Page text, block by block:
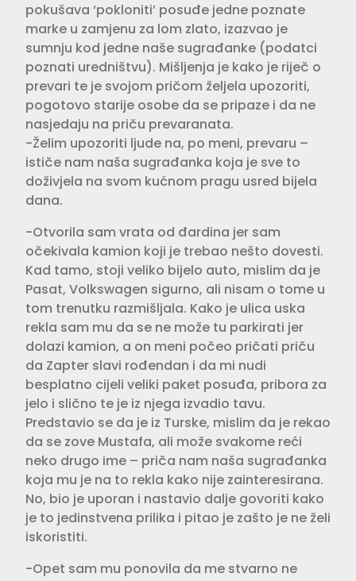
pokušava ‘pokloniti’ posuđe jedne poznate
marke u zamjenu za lom zlato, izazvao je
sumnju kod jedne naše sugrađanke (podatci
poznati uredništvu). Mišljenja je kako je riječ o
prevari te je svojom pričom željela upozoriti,
pogotovo starije osobe da se pripaze i da ne
nasjedaju na priču prevaranata.
-Želim upozoriti ljude na, po meni, prevaru –
ističe nam naša sugrađanka koja je sve to
doživjela na svom kućnom pragu usred bijela
dana.
-Otvorila sam vrata od đardina jer sam
očekivala kamion koji je trebao nešto dovesti.
Kad tamo, stoji veliko bijelo auto, mislim da je
Pasat, Volkswagen sigurno, ali nisam o tome u
tom trenutku razmišljala. Kako je ulica uska
rekla sam mu da se ne može tu parkirati jer
dolazi kamion, a on meni počeo pričati priču
da Zapter slavi rođendan i da mi nudi
besplatno cijeli veliki paket posuđa, pribora za
jelo i slično te je iz njega izvadio tavu.
Predstavio se da je iz Turske, mislim da je rekao
da se zove Mustafa, ali može svakome reći
neko drugo ime – priča nam naša sugrađanka
koja mu je na to rekla kako nije zainteresirana.
No, bio je uporan i nastavio dalje govoriti kako
je to jedinstvena prilika i pitao je zašto je ne želi
iskoristiti.
-Opet sam mu ponovila da me stvarno ne